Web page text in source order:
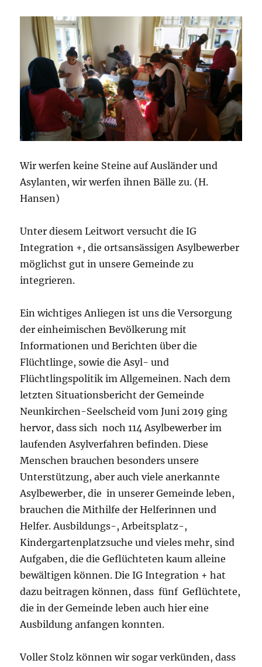
Wir werfen keine Steine auf Ausländer und
Asylanten, wir werfen ihnen Bälle zu. (H.
Hansen)
Unter diesem Leitwort versucht die IG
Integration +, die ortsansässigen Asylbewerber
möglichst gut in unsere Gemeinde zu
integrieren.
Ein wichtiges Anliegen ist uns die Versorgung
der einheimischen Bevölkerung mit
Informationen und Berichten über die
Flüchtlinge, sowie die Asyl- und
Flüchtlingspolitik im Allgemeinen. Nach dem
letzten Situationsbericht der Gemeinde
Neunkirchen-Seelscheid vom Juni 2019 ging
hervor, dass sich noch 114 Asylbewerber im
laufenden Asylverfahren befinden. Diese
Menschen brauchen besonders unsere
Unterstützung, aber auch viele anerkannte
Asylbewerber, die in unserer Gemeinde leben,
brauchen die Mithilfe der Helferinnen und
Helfer. Ausbildungs-, Arbeitsplatz-,
Kindergartenplatzsuche und vieles mehr, sind
Aufgaben, die die Geflüchteten kaum alleine
bewältigen können. Die IG Integration + hat
dazu beitragen können, dass fünf Geflüchtete,
die in der Gemeinde leben auch hier eine
Ausbildung anfangen konnten.
Voller Stolz können wir sogar verkünden, dass